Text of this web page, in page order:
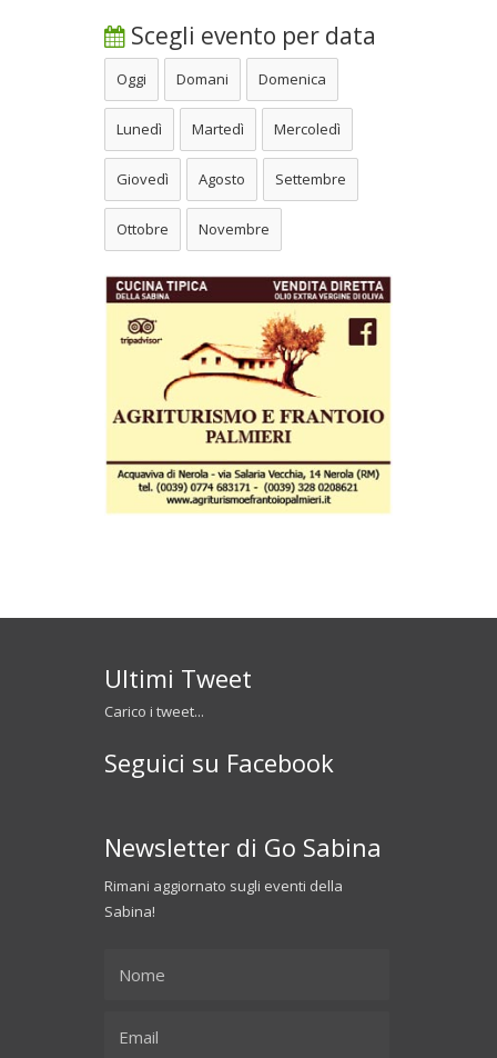
Scegli evento per data
Oggi Domani Domenica
Lunedì Martedì Mercoledì
Giovedì Agosto Settembre
Ottobre Novembre
Ultimi Tweet
Carico i tweet...
Seguici su Facebook
Newsletter di Go Sabina
Rimani aggiornato sugli eventi della
Sabina!